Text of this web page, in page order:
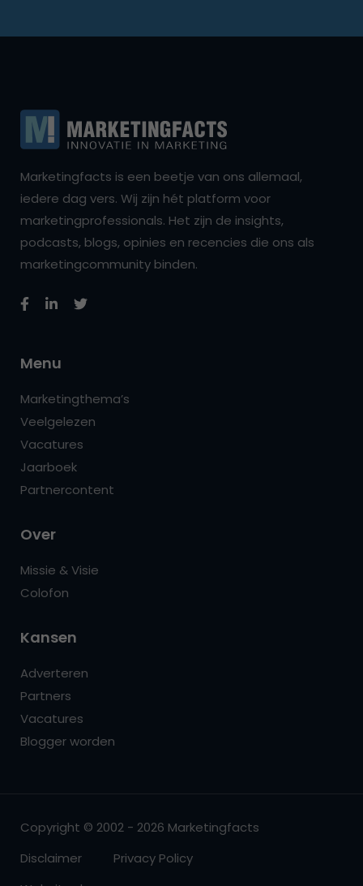
Marketingfacts is een beetje van ons allemaal,
iedere dag vers. Wij zijn hét platform voor
marketingprofessionals. Het zijn de insights,
podcasts, blogs, opinies en recencies die ons als
marketingcommunity binden.
Menu
Marketingthema’s
Veelgelezen
Vacatures
Jaarboek
Partnercontent
Over
Missie & Visie
Colofon
Kansen
Adverteren
Partners
Vacatures
Blogger worden
Copyright © 2002 - 2026 Marketingfacts
Disclaimer
Privacy Policy